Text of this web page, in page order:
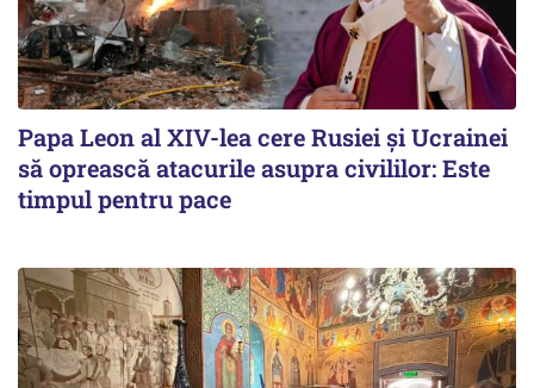
Papa Leon al XIV-lea cere Rusiei și Ucrainei
să oprească atacurile asupra civililor: Este
timpul pentru pace